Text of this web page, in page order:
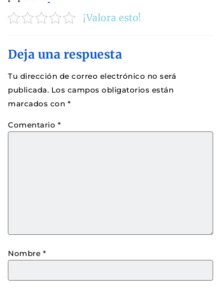
¡Valora esto!
Deja una respuesta
Tu dirección de correo electrónico no será
publicada. Los campos obligatorios están
marcados con *
Comentario *
Nombre *